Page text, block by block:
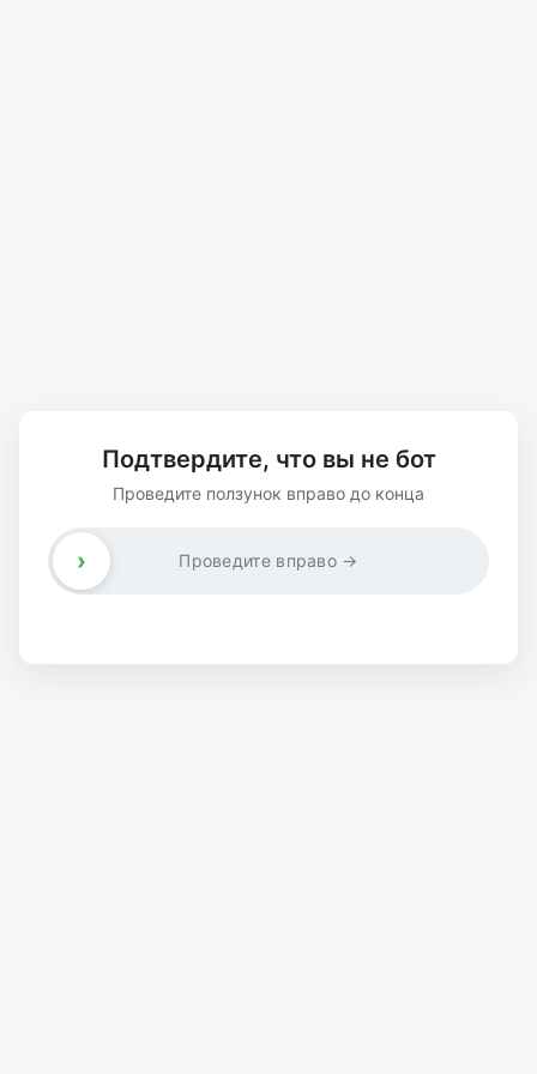
Подтвердите, что вы не бот
Проведите ползунок вправо до конца
Проведите вправо →
›